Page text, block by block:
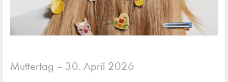
Muttertag – 30. April 2026